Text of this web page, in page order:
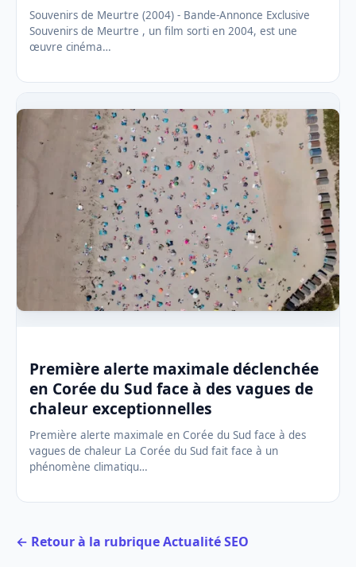
Souvenirs de Meurtre (2004) - Bande-Annonce Exclusive
Souvenirs de Meurtre , un film sorti en 2004, est une
œuvre cinéma…
Première alerte maximale déclenchée
en Corée du Sud face à des vagues de
chaleur exceptionnelles
Première alerte maximale en Corée du Sud face à des
vagues de chaleur La Corée du Sud fait face à un
phénomène climatiqu…
← Retour à la rubrique Actualité SEO